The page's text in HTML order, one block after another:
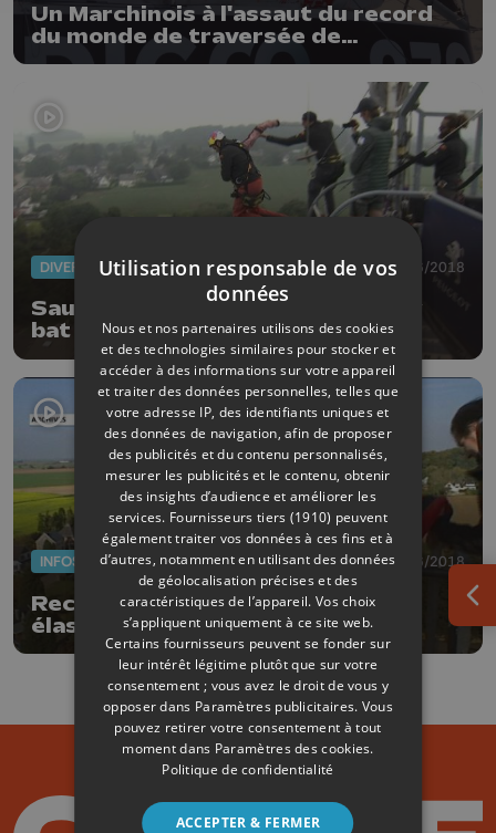
Un Marchinois à l'assaut du record
du monde de traversée de
l'Atlantique
DIVERS 08/06/2018
Saut à l'élastique : Lambert Wéry
bat le record du monde
INFOS 05/06/2018
Record du monde de sauts en
élastique
Utilisation responsable de vos
données
Nous et nos partenaires utilisons des cookies
et des technologies similaires pour stocker et
accéder à des informations sur votre appareil
et traiter des données personnelles, telles que
votre adresse IP, des identifiants uniques et
des données de navigation, afin de proposer
des publicités et du contenu personnalisés,
mesurer les publicités et le contenu, obtenir
des insights d’audience et améliorer les
services. Fournisseurs tiers (1910) peuvent
également traiter vos données à ces fins et à
d’autres, notamment en utilisant des données
de géolocalisation précises et des
caractéristiques de l’appareil. Vos choix
s’appliquent uniquement à ce site web.
Certains fournisseurs peuvent se fonder sur
leur intérêt légitime plutôt que sur votre
consentement ; vous avez le droit de vous y
opposer dans Paramètres publicitaires. Vous
pouvez retirer votre consentement à tout
moment dans Paramètres des cookies.
Politique de confidentialité
ACCEPTER & FERMER